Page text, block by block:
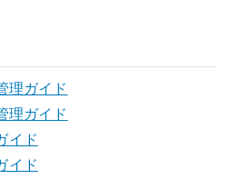
理ガイド
理ガイド
イド
イド